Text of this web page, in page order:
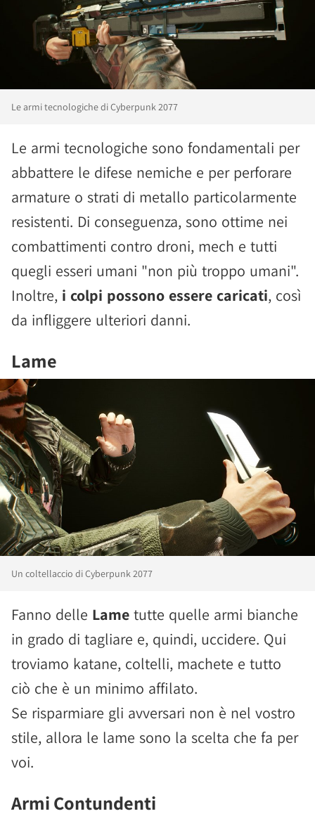
Le armi tecnologiche di Cyberpunk 2077
Le armi tecnologiche sono fondamentali per
abbattere le difese nemiche e per perforare
armature o strati di metallo particolarmente
resistenti. Di conseguenza, sono ottime nei
combattimenti contro droni, mech e tutti
quegli esseri umani "non più troppo umani".
Inoltre, i colpi possono essere caricati, così
da infliggere ulteriori danni.
Lame
Un coltellaccio di Cyberpunk 2077
Fanno delle Lame tutte quelle armi bianche
in grado di tagliare e, quindi, uccidere. Qui
troviamo katane, coltelli, machete e tutto
ciò che è un minimo affilato.
Se risparmiare gli avversari non è nel vostro
stile, allora le lame sono la scelta che fa per
voi.
Armi Contundenti